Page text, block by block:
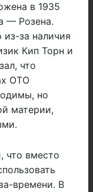
в 1935
— Розена.
за наличия
Кип Торн и
что
ОТО
но
материи,
что вместо
времени. В